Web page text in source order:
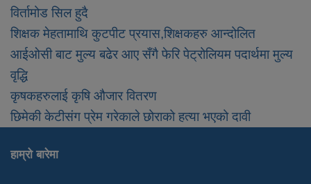
विर्तामोड सिल हुदै
शिक्षक मेहतामाथि कुटपीट प्रयास,शिक्षकहरु आन्दोलित
आईओसी बाट मुल्य बढेर आए सँगै फेरि पेट्रोलियम पदार्थमा मुल्य
वृद्धि
कृषकहरुलाई कृषि औजार वितरण
छिमेकी केटीसंग प्रेम गरेकाले छोराको हत्या भएको दावी
हाम्रो बारेमा